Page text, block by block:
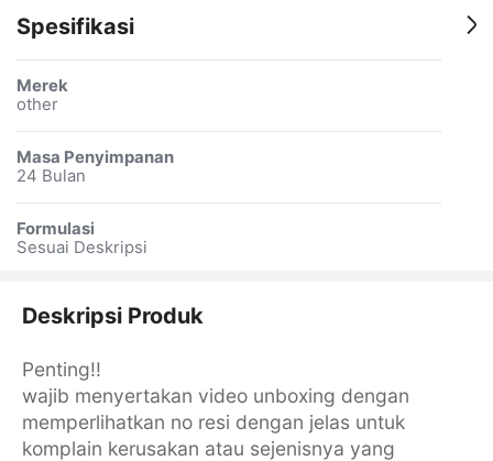
Spesifikasi
Merek
other
Masa Penyimpanan
24 Bulan
Formulasi
Sesuai Deskripsi
Deskripsi Produk
Penting!!
wajib menyertakan video unboxing dengan
memperlihatkan no resi dengan jelas untuk
komplain kerusakan atau sejenisnya yang